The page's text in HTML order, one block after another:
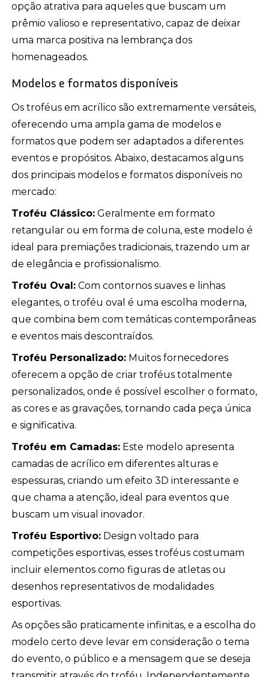
opção atrativa para aqueles que buscam um
prêmio valioso e representativo, capaz de deixar
uma marca positiva na lembrança dos
homenageados.
Modelos e formatos disponíveis
Os troféus em acrílico são extremamente versáteis,
oferecendo uma ampla gama de modelos e
formatos que podem ser adaptados a diferentes
eventos e propósitos. Abaixo, destacamos alguns
dos principais modelos e formatos disponíveis no
mercado:
Troféu Clássico: Geralmente em formato
retangular ou em forma de coluna, este modelo é
ideal para premiações tradicionais, trazendo um ar
de elegância e profissionalismo.
Troféu Oval: Com contornos suaves e linhas
elegantes, o troféu oval é uma escolha moderna,
que combina bem com temáticas contemporâneas
e eventos mais descontraídos.
Troféu Personalizado: Muitos fornecedores
oferecem a opção de criar troféus totalmente
personalizados, onde é possível escolher o formato,
as cores e as gravações, tornando cada peça única
e significativa.
Troféu em Camadas: Este modelo apresenta
camadas de acrílico em diferentes alturas e
espessuras, criando um efeito 3D interessante e
que chama a atenção, ideal para eventos que
buscam um visual inovador.
Troféu Esportivo: Design voltado para
competições esportivas, esses troféus costumam
incluir elementos como figuras de atletas ou
desenhos representativos de modalidades
esportivas.
As opções são praticamente infinitas, e a escolha do
modelo certo deve levar em consideração o tema
do evento, o público e a mensagem que se deseja